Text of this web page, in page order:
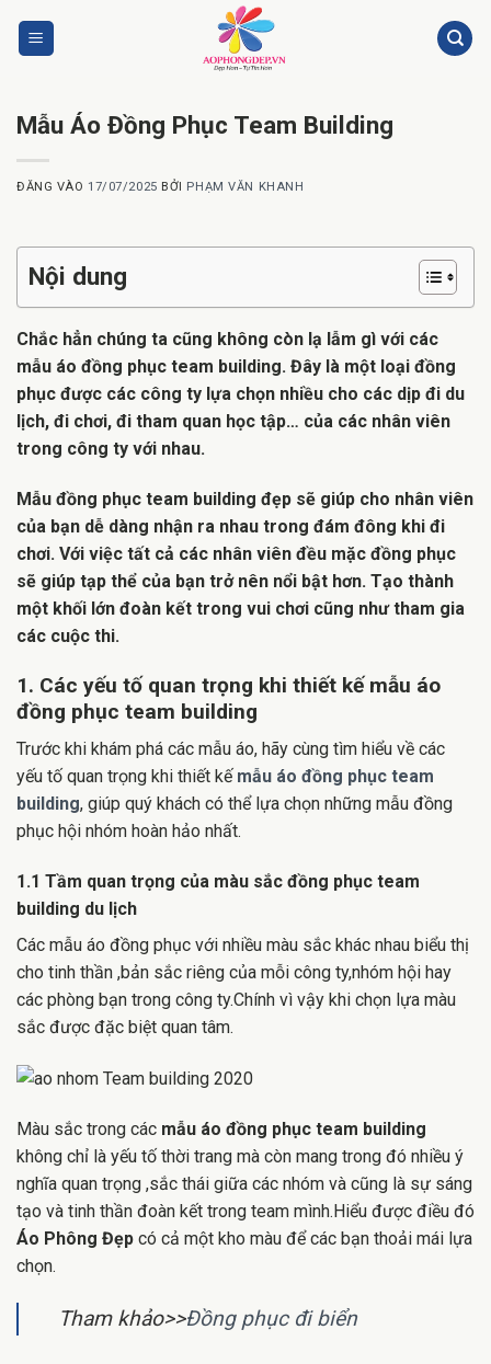
Mẫu Áo Đồng Phục Team Building
ĐĂNG VÀO 17/07/2025 BỞI PHẠM VĂN KHANH
Nội dung
Chắc hẳn chúng ta cũng không còn lạ lẫm gì với các
mẫu áo đồng phục team building. Đây là một loại đồng
phục được các công ty lựa chọn nhiều cho các dịp đi du
lịch, đi chơi, đi tham quan học tập… của các nhân viên
trong công ty với nhau.
Mẫu đồng phục team building đẹp sẽ giúp cho nhân viên
của bạn dễ dàng nhận ra nhau trong đám đông khi đi
chơi. Với việc tất cả các nhân viên đều mặc đồng phục
sẽ giúp tạp thể của bạn trở nên nổi bật hơn. Tạo thành
một khối lớn đoàn kết trong vui chơi cũng như tham gia
các cuộc thi.
1. Các yếu tố quan trọng khi thiết kế mẫu áo
đồng phục team building
Trước khi khám phá các mẫu áo, hãy cùng tìm hiểu về các
yếu tố quan trọng khi thiết kế mẫu áo đồng phục team
building, giúp quý khách có thể lựa chọn những mẫu đồng
phục hội nhóm hoàn hảo nhất.
1.1 Tầm quan trọng của màu sắc đồng phục team
building du lịch
Các mẫu áo đồng phục với nhiều màu sắc khác nhau biểu thị
cho tinh thần ,bản sắc riêng của mỗi công ty,nhóm hội hay
các phòng bạn trong công ty.Chính vì vậy khi chọn lựa màu
sắc được đặc biệt quan tâm.
Màu sắc trong các mẫu áo đồng phục team building
không chỉ là yếu tố thời trang mà còn mang trong đó nhiều ý
nghĩa quan trọng ,sắc thái giữa các nhóm và cũng là sự sáng
tạo và tinh thần đoàn kết trong team mình.Hiểu được điều đó
Áo Phông Đẹp có cả một kho màu để các bạn thoải mái lựa
chọn.
Tham khảo>>Đồng phục đi biển